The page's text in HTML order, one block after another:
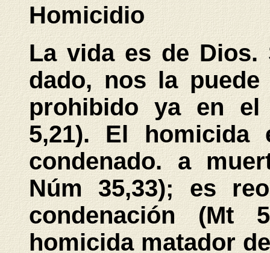
Homicidio
La vida es de
dado, nos la
prohibido ya en el
5,21). El
condenado. a
Núm 35,33); es
condenación (Mt
homicida matador